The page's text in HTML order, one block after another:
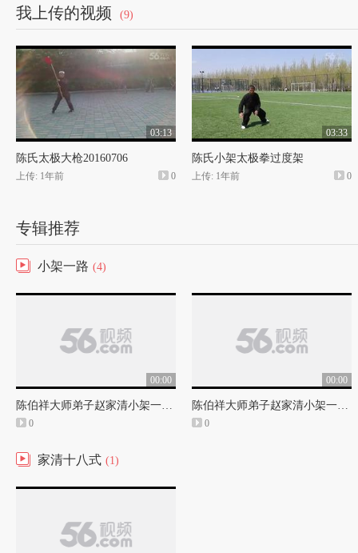
我上传的视频 (9)
03:13
陈氏太极大枪20160706
上传: 1年前 0
03:33
陈氏小架太极拳过度架
上传: 1年前 0
专辑推荐
小架一路 (4)
00:00
陈伯祥大师弟子赵家清小架一路太极拳演练（高清）
0
00:00
陈伯祥大师弟子赵家清小架一路太极拳演练（非高清）
0
家清十八式 (1)